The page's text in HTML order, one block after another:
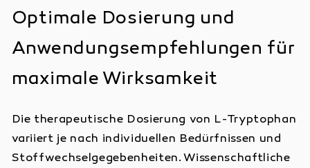
L-Tryptophan, Lavendel und Melissepulver.
Kapselhülle: Cellulose
Für mehr Informationen siehe Etikette im
📦 Lieferung:
in der Regel in 2-4 Werktage(n) bei Ihnen.
Optimale Dosierung und
Anwendungsempfehlungen für
maximale Wirksamkeit
Die therapeutische Dosierung von L-Tryptophan
variiert je nach individuellen Bedürfnissen und
Stoffwechselgegebenheiten. Wissenschaftliche